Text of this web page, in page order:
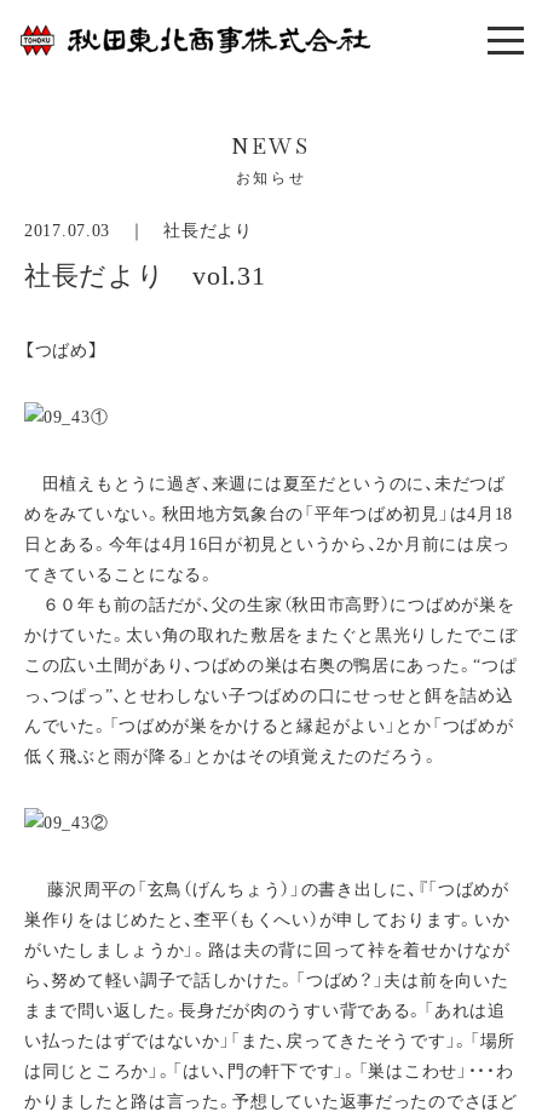
NEWS
お知らせ
2017.07.03 ｜社長だより
社長だより vol.31
【つばめ】
田植えもとうに過ぎ、来週には夏至だというのに、未だつば
めをみていない。秋田地方気象台の「平年つばめ初見」は4月18
日とある。今年は4月16日が初見というから、2か月前には戻っ
てきていることになる。
６０年も前の話だが、父の生家（秋田市高野）につばめが巣を
かけていた。太い角の取れた敷居をまたぐと黒光りしたでこぼ
この広い土間があり、つばめの巣は右奥の鴨居にあった。“つぱ
っ、つぱっ”、とせわしない子つばめの口にせっせと餌を詰め込
んでいた。「つばめが巣をかけると縁起がよい」とか「つばめが
低く飛ぶと雨が降る」とかはその頃覚えたのだろう。
藤沢周平の「玄鳥（げんちょう）」の書き出しに、『「つばめが
巣作りをはじめたと、杢平（もくへい）が申しております。いか
がいたしましょうか」。路は夫の背に回って裃を着せかけなが
ら、努めて軽い調子で話しかけた。「つばめ？」夫は前を向いた
ままで問い返した。長身だが肉のうすい背である。「あれは追
い払ったはずではないか」「また、戻ってきたそうです」。「場所
は同じところか」。「はい、門の軒下です」。「巣はこわせ」・・・わ
かりましたと路は言った。予想していた返事だったのでさほど